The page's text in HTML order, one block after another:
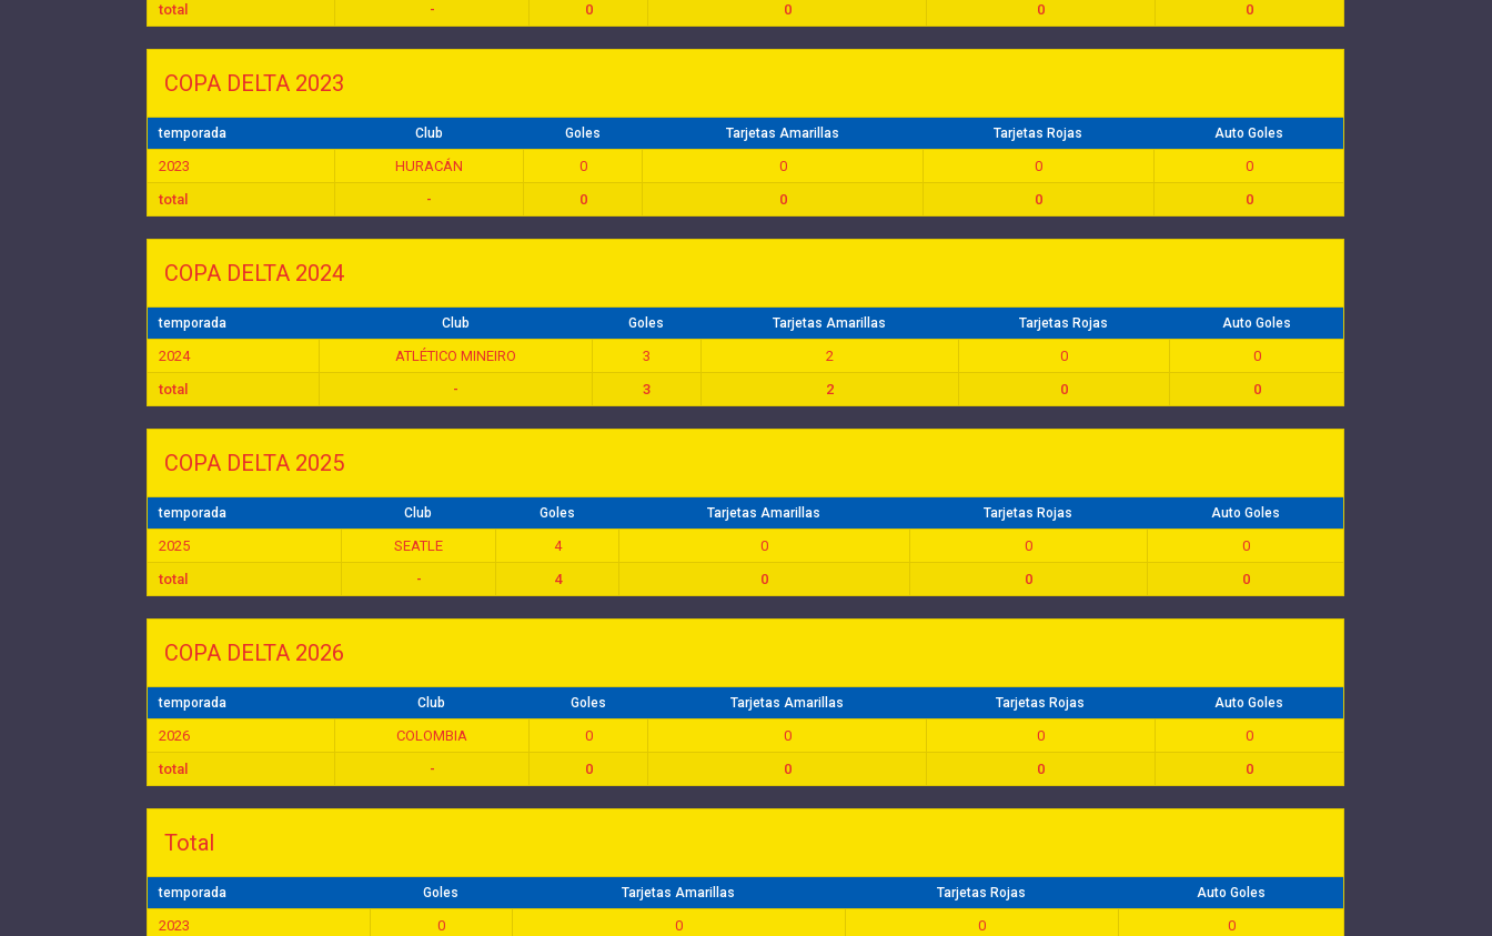
total
- 0 0 0 0
COPA DELTA 2023
temporada Club Goles Tarjetas Amarillas Tarjetas Rojas Auto Goles
2023 HURACÁN 0 0 0
0
total
- 0 0 0 0
COPA DELTA 2024
temporada Club Goles Tarjetas Amarillas Tarjetas Rojas Auto Goles
2024 ATLÉTICO MINEIRO 3 2 0
0
total
- 3 2 0 0
COPA DELTA 2025
temporada Club Goles Tarjetas Amarillas Tarjetas Rojas Auto Goles
2025 SEATLE 4 0 0
0
total
- 4 0 0 0
COPA DELTA 2026
temporada Club Goles Tarjetas Amarillas Tarjetas Rojas Auto Goles
2026 COLOMBIA 0 0 0
0
total
- 0 0 0 0
Total
temporada Goles Tarjetas Amarillas Tarjetas Rojas Auto Goles
2023 0 0 0
0